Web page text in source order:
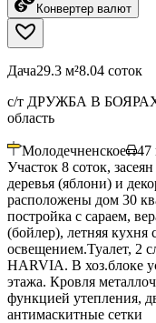
Конвертер валют
Дача29.3 м²8.04 соток
с/т ДРУЖБА В
область
Молодечненское 47
Участок 8 соток,
деревья (яблони) и
расположены дом 30
постройка с сараем,
(бойлер), летняя кухня
освещением.Туалет, 2
HARVIA. В хоз.блоке
этажа. Кровля
функцией утепления,
антимаскитные сетки